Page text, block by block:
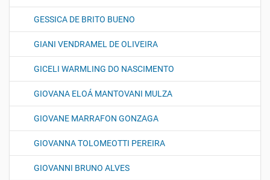
GESSICA DE BRITO BUENO
GIANI VENDRAMEL DE OLIVEIRA
GICELI WARMLING DO NASCIMENTO
GIOVANA ELOÁ MANTOVANI MULZA
GIOVANE MARRAFON GONZAGA
GIOVANNA TOLOMEOTTI PEREIRA
GIOVANNI BRUNO ALVES